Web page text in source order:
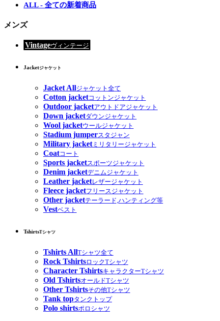
ALL - 全ての新着商品
メンズ
Vintageヴィンテージ
Jacketジャケット
Jacket Allジャケット全て
Cotton jacketコットンジャケット
Outdoor jacketアウトドアジャケット
Down jacketダウンジャケット
Wool jacketウールジャケット
Stadium jumperスタジャン
Military jacketミリタリージャケット
Coatコート
Sports jacketスポーツジャケット
Denim jacketデニムジャケット
Leather jacketレザージャケット
Fleece jacketフリースジャケット
Other jacketテーラード,ハンティング等
Vestベスト
TshirtsTシャツ
Tshirts AllTシャツ全て
Rock TshirtsロックTシャツ
Character TshirtsキャラクターTシャツ
Old TshirtsオールドTシャツ
Other Tshirtsその他Tシャツ
Tank topタンクトップ
Polo shirtsポロシャツ